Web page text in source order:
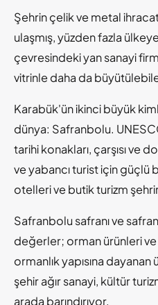
Şehrin çelik ve metal
ulaşmış, yüzden fazla
çevresindeki yan sanayi
vitrinle daha da
Karabük'ün ikinci büyük
dünya: Safranbolu.
tarihi konakları, çarşısı ve
ve yabancı turist için güçlü
otelleri ve butik turizm
Safranbolu safranı ve
değerler; orman ürünleri
ormanlık yapısına
şehir ağır sanayi, kültür
arada barındırıyor.